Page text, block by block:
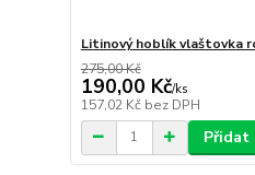
Litinový hoblík vlaštovka
275,00 Kč
190,00 Kč/ks
157,02 Kč bez DPH
Přidat